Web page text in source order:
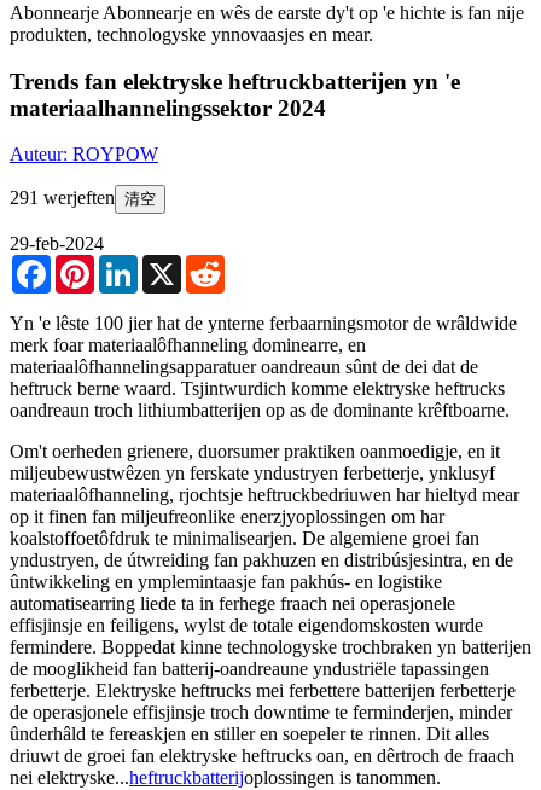
Abonnearje Abonnearje en wês de earste dy't op 'e hichte is fan nije
produkten, technologyske ynnovaasjes en mear.
Trends fan elektryske heftruckbatterijen yn 'e
materiaalhannelingssektor 2024
Auteur: ROYPOW
291 werjeften 清空
29-feb-2024
FacebookPinterestLinkedIn
X
Yn 'e lêste 100 jier hat de ynterne ferbaarningsmotor de wrâldwide
merk foar materiaalôfhanneling dominearre, en
materiaalôfhannelingsapparatuer oandreaun sûnt de dei dat de
heftruck berne waard. Tsjintwurdich komme elektryske heftrucks
oandreaun troch lithiumbatterijen op as de dominante krêftboarne.
Om't oerheden grienere, duorsumer praktiken oanmoedigje, en it
miljeubewustwêzen yn ferskate yndustryen ferbetterje, ynklusyf
materiaalôfhanneling, rjochtsje heftruckbedriuwen har hieltyd mear
op it finen fan miljeufreonlike enerzjyoplossingen om har
koalstoffoetôfdruk te minimalisearjen. De algemiene groei fan
yndustryen, de útwreiding fan pakhuzen en distribúsjesintra, en de
ûntwikkeling en ymplemintaasje fan pakhús- en logistike
automatisearring liede ta in ferhege fraach nei operasjonele
effisjinsje en feiligens, wylst de totale eigendomskosten wurde
fermindere. Boppedat kinne technologyske trochbraken yn batterijen
de mooglikheid fan batterij-oandreaune yndustriële tapassingen
ferbetterje. Elektryske heftrucks mei ferbettere batterijen ferbetterje
de operasjonele effisjinsje troch downtime te ferminderjen, minder
ûnderhâld te fereaskjen en stiller en soepeler te rinnen. Dit alles
driuwt de groei fan elektryske heftrucks oan, en dêrtroch de fraach
nei elektryske...heftruckbatterijoplossingen is tanommen.